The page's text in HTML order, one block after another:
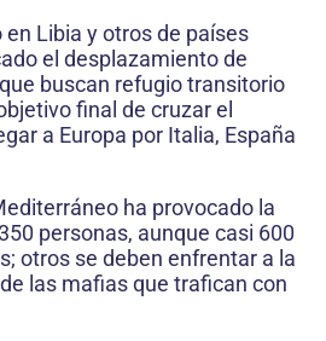
Libia y otros de países
el desplazamiento de
buscan refugio transitorio
final de cruzar el
a Europa por Italia, España
ha provocado la
personas, aunque casi 600
otros se deben enfrentar a la
las mafias que trafican con